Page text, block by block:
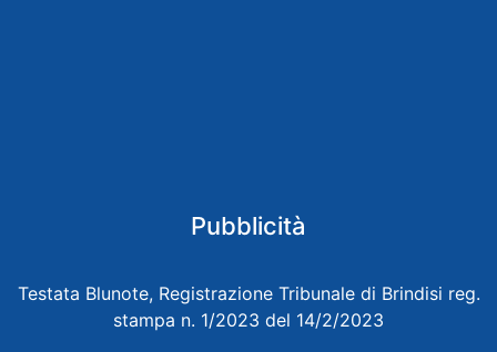
Pubblicità
Testata Blunote, Registrazione Tribunale di Brindisi reg.
stampa n. 1/2023 del 14/2/2023